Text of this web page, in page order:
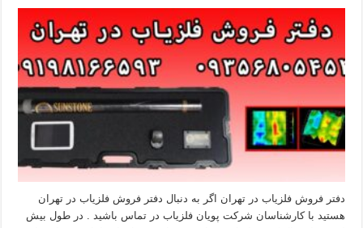
دفتر فروش فلزیاب در تهران اگر به دنبال دفتر فروش فلزیاب در تهران
هستید با کارشناسان شرکت پویان فلزیاب در تماس باشید . در طول بیش